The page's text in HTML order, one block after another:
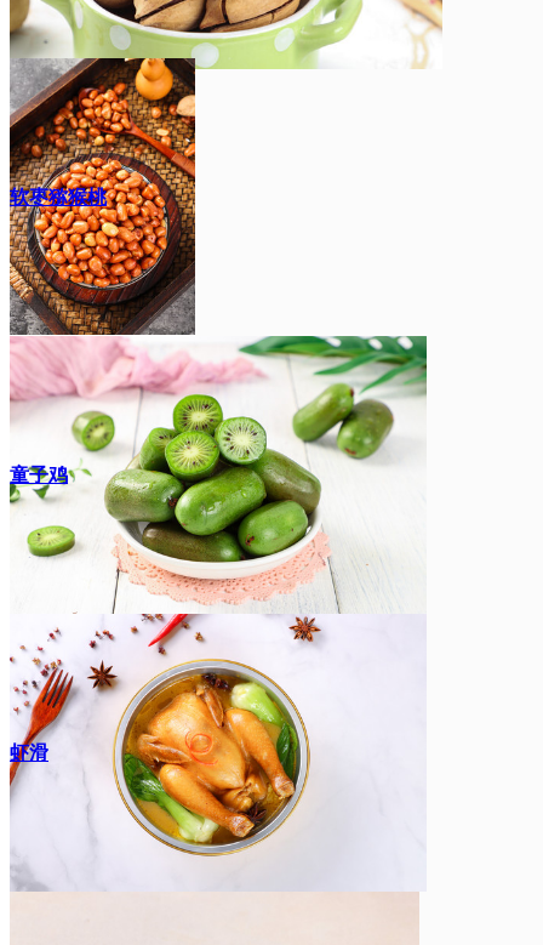
软枣猕猴桃
童子鸡
虾滑